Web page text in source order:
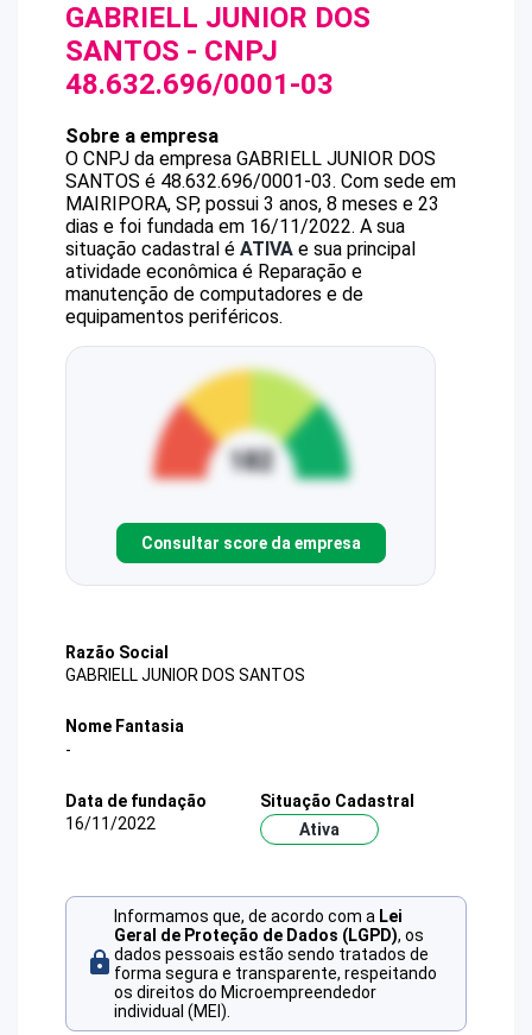
GABRIELL JUNIOR DOS
SANTOS - CNPJ
48.632.696/0001-03
Sobre a empresa
O CNPJ da empresa GABRIELL JUNIOR DOS
SANTOS é 48.632.696/0001-03. Com sede em
MAIRIPORA, SP, possui 3 anos, 8 meses e 23
dias e foi fundada em 16/11/2022. A sua
situação cadastral é ATIVA e sua principal
atividade econômica é Reparação e
manutenção de computadores e de
equipamentos periféricos.
Consultar score da empresa
Razão Social
GABRIELL JUNIOR DOS SANTOS
Nome Fantasia
-
Data de fundação
16/11/2022
Situação Cadastral
Ativa
Informamos que, de acordo com a Lei
Geral de Proteção de Dados (LGPD), os
dados pessoais estão sendo tratados de
forma segura e transparente, respeitando
os direitos do Microempreendedor
individual (MEI).